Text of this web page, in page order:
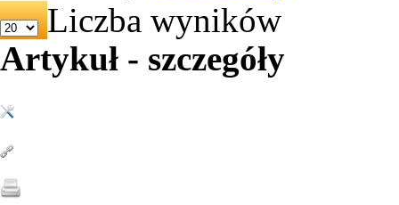
Liczba wyników
Artykuł - szczegóły